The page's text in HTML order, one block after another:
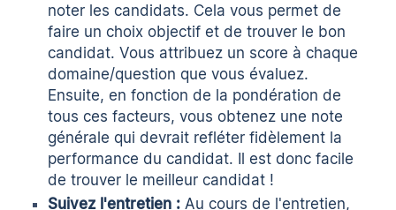
noter les candidats. Cela vous permet de
faire un choix objectif et de trouver le bon
candidat. Vous attribuez un score à chaque
domaine/question que vous évaluez.
Ensuite, en fonction de la pondération de
tous ces facteurs, vous obtenez une note
générale qui devrait refléter fidèlement la
performance du candidat. Il est donc facile
de trouver le meilleur candidat !
Suivez l'entretien : Au cours de l'entretien,